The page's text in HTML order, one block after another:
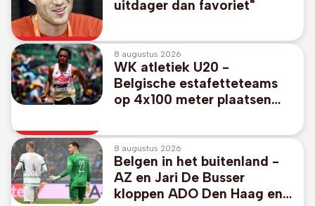
uitdager dan favoriet"
8 augustus 2026
WK atletiek U20 -
Belgische estafetteteams
op 4x100 meter plaatsen
8 augustus 2026
Belgen in het buitenland -
AZ en Jari De Busser
kloppen ADO Den Haag en